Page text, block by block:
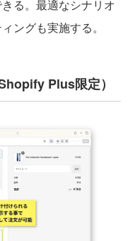
る。最適なシナリオ
ングも実施する。
Plus限定）